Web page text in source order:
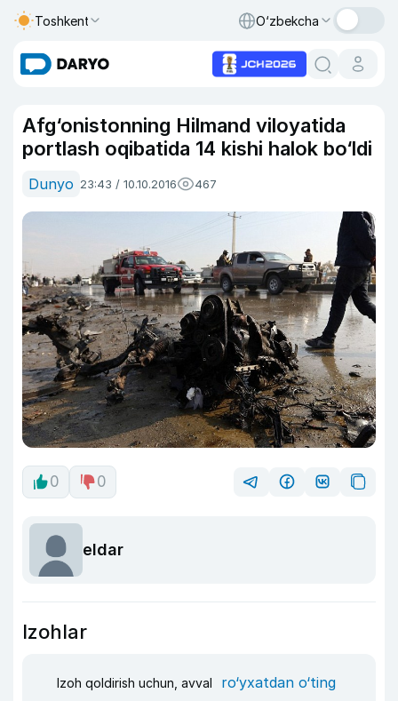
Toshkent O‘zbekcha
Afg‘onistonning Hilmand viloyatida
portlash oqibatida 14 kishi halok bo‘ldi
Dunyo 23:43 / 10.10.2016 467
0 0
eldar
Izohlar
Izoh qoldirish uchun, avval ro‘yxatdan o‘ting